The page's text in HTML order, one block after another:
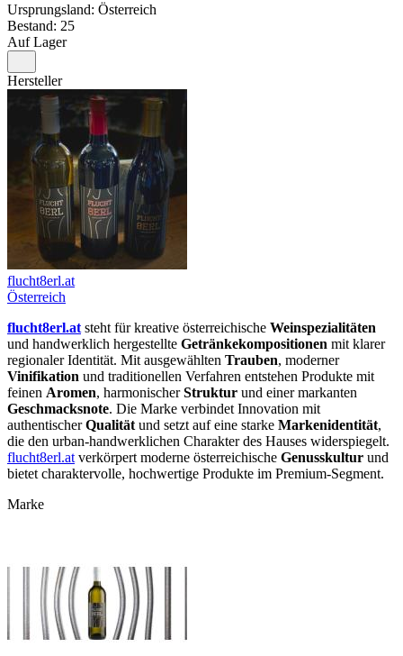
Ursprungsland: Österreich
Bestand: 25
Auf Lager
Hersteller
flucht8erl.at
Österreich
flucht8erl.at steht für kreative österreichische Weinspezialitäten
und handwerklich hergestellte Getränkekompositionen mit klarer
regionaler Identität. Mit ausgewählten Trauben, moderner
Vinifikation und traditionellen Verfahren entstehen Produkte mit
feinen Aromen, harmonischerStruktur und einer markanten
Geschmacksnote. Die Marke verbindet Innovation mit
authentischerQualität und setzt auf eine starke Markenidentität,
die den urban‑handwerklichen Charakter des Hauses widerspiegelt.
flucht8erl.at verkörpert moderne österreichische Genusskultur und
bietet charaktervolle, hochwertige Produkte im Premium‑Segment.
Marke